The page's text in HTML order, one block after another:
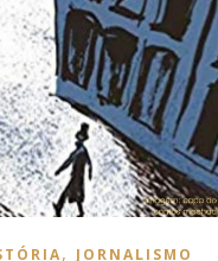
, JORNALISMO